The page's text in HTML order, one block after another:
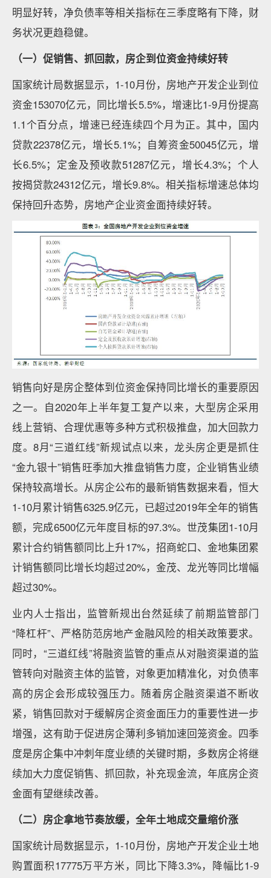
明显好转，净负债率等相关指标在三季度略有下降，财
务状况更趋稳健。
（一）促销售、抓回款，房企到位资金持续好转
国家统计局数据显示，1-10月份，房地产开发企业到位
资金153070亿元，同比增长5.5%，增速比1-9月份提高
1.1个百分点，增速已经连续四个月为正。其中，国内
贷款22378亿元，增长5.1%；自筹资金50045亿元，增
长6.5%；定金及预收款51287亿元，增长4.3%；个人
按揭贷款24312亿元，增长9.8%。相关指标增速总体均
保持回升态势，房地产企业资金面持续好转。
销售向好是房企整体到位资金保持同比增长的重要原因
之一。自2020年上半年复工复产以来，大型房企采用
线上营销、合理优惠等多种方式积极推盘，加大回款力
度。8月“三道红线”新规试点以来，龙头房企更是抓住
“金九银十”销售旺季加大推盘销售力度，企业销售业绩
保持较高增长。从房企公布的最新销售数据来看，恒大
1-10月累计销售6325.9亿元，已超过2019年全年的销售
额，完成6500亿元年度目标的97.3%。世茂集团1-10月
累计合约销售额同比上升17%，招商蛇口、金地集团累
计销售额同比增长均超过20%，金茂、龙光等同比增幅
超过30%。
业内人士指出，监管新规出台然延续了前期监管部门
“降杠杆”、严格防范房地产金融风险的相关政策要求。
同时，“三道红线”将融资监管的重点从对融资渠道的监
管转向对融资主体的监管，对象更加精准化，对负债率
高的房企会形成较强压力。随着房企融资渠道不断收
紧，销售回款对于缓解房企资金面压力的重要性进一步
增强，这有助于促进房企薄利多销加速回笼资金。四季
度是房企集中冲刺年度业绩的关键时期，多数房企将继
续加大力度促销售、抓回款，补充现金流，年底房企资
金面有望继续改善。
（二）房企拿地节奏放缓，全年土地成交量缩价涨
国家统计局数据显示，1-10月份，房地产开发企业土地
购置面积17775万平方米，同比下降3.3%，降幅比1-9